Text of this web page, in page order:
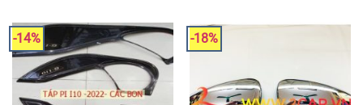
-14% -18%